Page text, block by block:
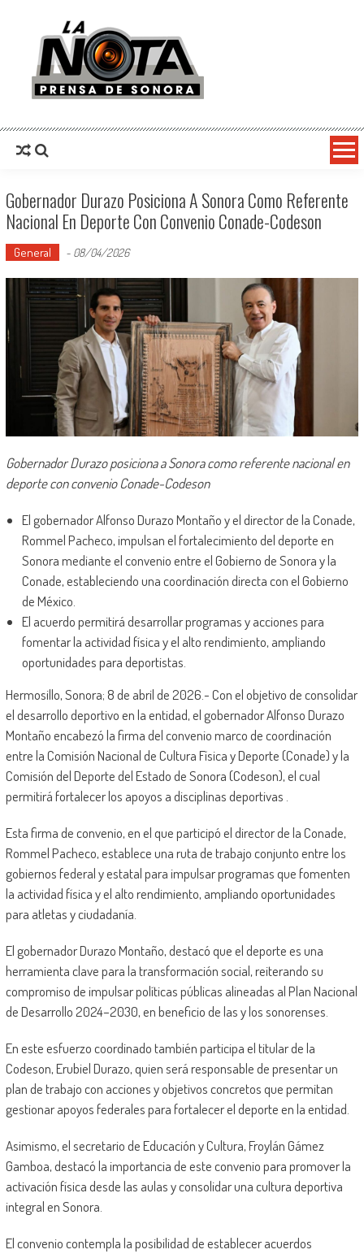
La Nota Prensa De Sonora
Gobernador Durazo Posiciona A Sonora Como Referente
Nacional En Deporte Con Convenio Conade-Codeson
General - 08/04/2026
Gobernador Durazo posiciona a Sonora como referente nacional en
deporte con convenio Conade-Codeson
El gobernador Alfonso Durazo Montaño y el director de la Conade,
Rommel Pacheco, impulsan el fortalecimiento del deporte en
Sonora mediante el convenio entre el Gobierno de Sonora y la
Conade, estableciendo una coordinación directa con el Gobierno
de México.
El acuerdo permitirá desarrollar programas y acciones para
fomentar la actividad física y el alto rendimiento, ampliando
oportunidades para deportistas.
Hermosillo, Sonora; 8 de abril de 2026.- Con el objetivo de consolidar
el desarrollo deportivo en la entidad, el gobernador Alfonso Durazo
Montaño encabezó la firma del convenio marco de coordinación
entre la Comisión Nacional de Cultura Física y Deporte (Conade) y la
Comisión del Deporte del Estado de Sonora (Codeson), el cual
permitirá fortalecer los apoyos a disciplinas deportivas .
Esta firma de convenio, en el que participó el director de la Conade,
Rommel Pacheco, establece una ruta de trabajo conjunto entre los
gobiernos federal y estatal para impulsar programas que fomenten
la actividad física y el alto rendimiento, ampliando oportunidades
para atletas y ciudadanía.
El gobernador Durazo Montaño, destacó que el deporte es una
herramienta clave para la transformación social, reiterando su
compromiso de impulsar políticas públicas alineadas al Plan Nacional
de Desarrollo 2024–2030, en beneficio de las y los sonorenses.
En este esfuerzo coordinado también participa el titular de la
Codeson, Erubiel Durazo, quien será responsable de presentar un
plan de trabajo con acciones y objetivos concretos que permitan
gestionar apoyos federales para fortalecer el deporte en la entidad.
Asimismo, el secretario de Educación y Cultura, Froylán Gámez
Gamboa, destacó la importancia de este convenio para promover la
activación física desde las aulas y consolidar una cultura deportiva
integral en Sonora.
El convenio contempla la posibilidad de establecer acuerdos